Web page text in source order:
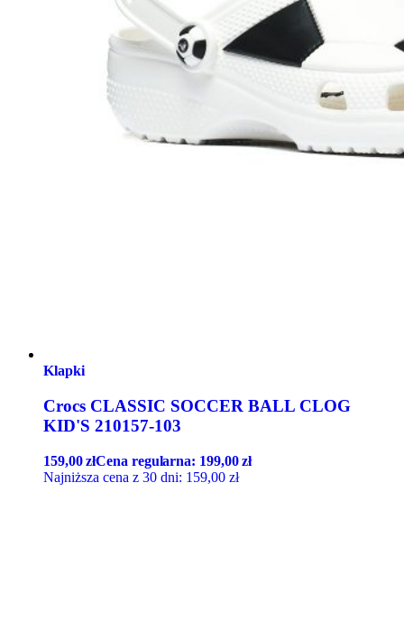
Klapki
Crocs CLASSIC SOCCER BALL CLOG
KID'S 210157-103
159,00złCena regularna: 199,00zł
Najniższa cena z 30 dni: 159,00 zł